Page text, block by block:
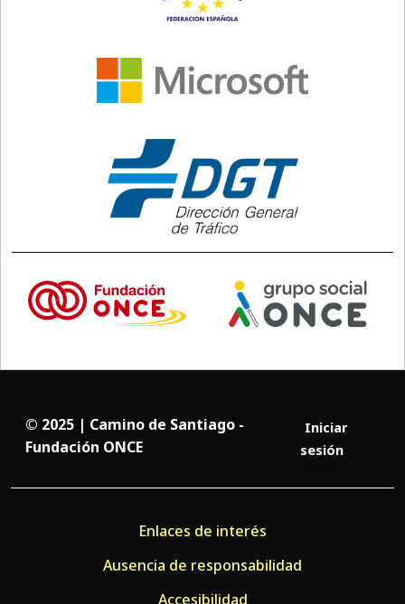
© 2025 | Camino de Santiago -
Fundación ONCE
Iniciar
sesión
Enlaces de interés
Ausencia de responsabilidad
Accesibilidad